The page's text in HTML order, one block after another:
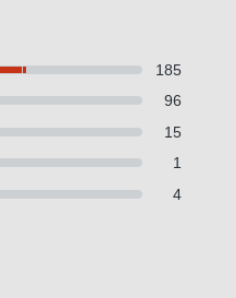
185
96
15
1
4